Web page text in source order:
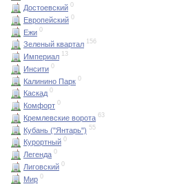
Достоевский 0
Европейский 0
Ежи 0
Зеленый квартал 156
Империал 13
Инсити 0
Калинино Парк 0
Каскад 0
Комфорт 0
Кремлевские ворота 63
Кубань ("Янтарь") 55
Курортный 0
Легенда 0
Лиговский 0
Мир 0